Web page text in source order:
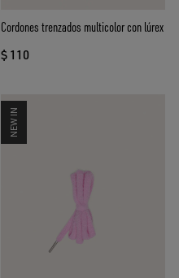
Cordones trenzados multicolor con lúrex
$ 110
NEW IN